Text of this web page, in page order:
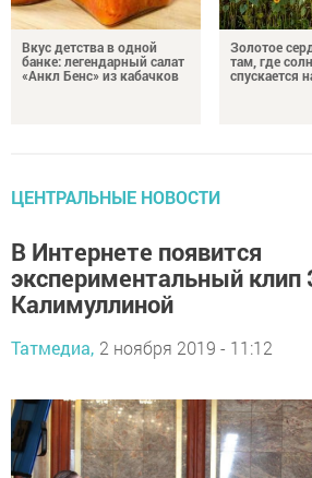
Вкус детства в одной
банке: легендарный салат
«Анкл Бенс» из кабачков
Золотое
там, где
спускается
ЦЕНТРАЛЬНЫЕ НОВОСТИ
В Интернете появится
экспериментальный
Калимуллиной
Татмедиа, 2 ноября 2019 - 11:12